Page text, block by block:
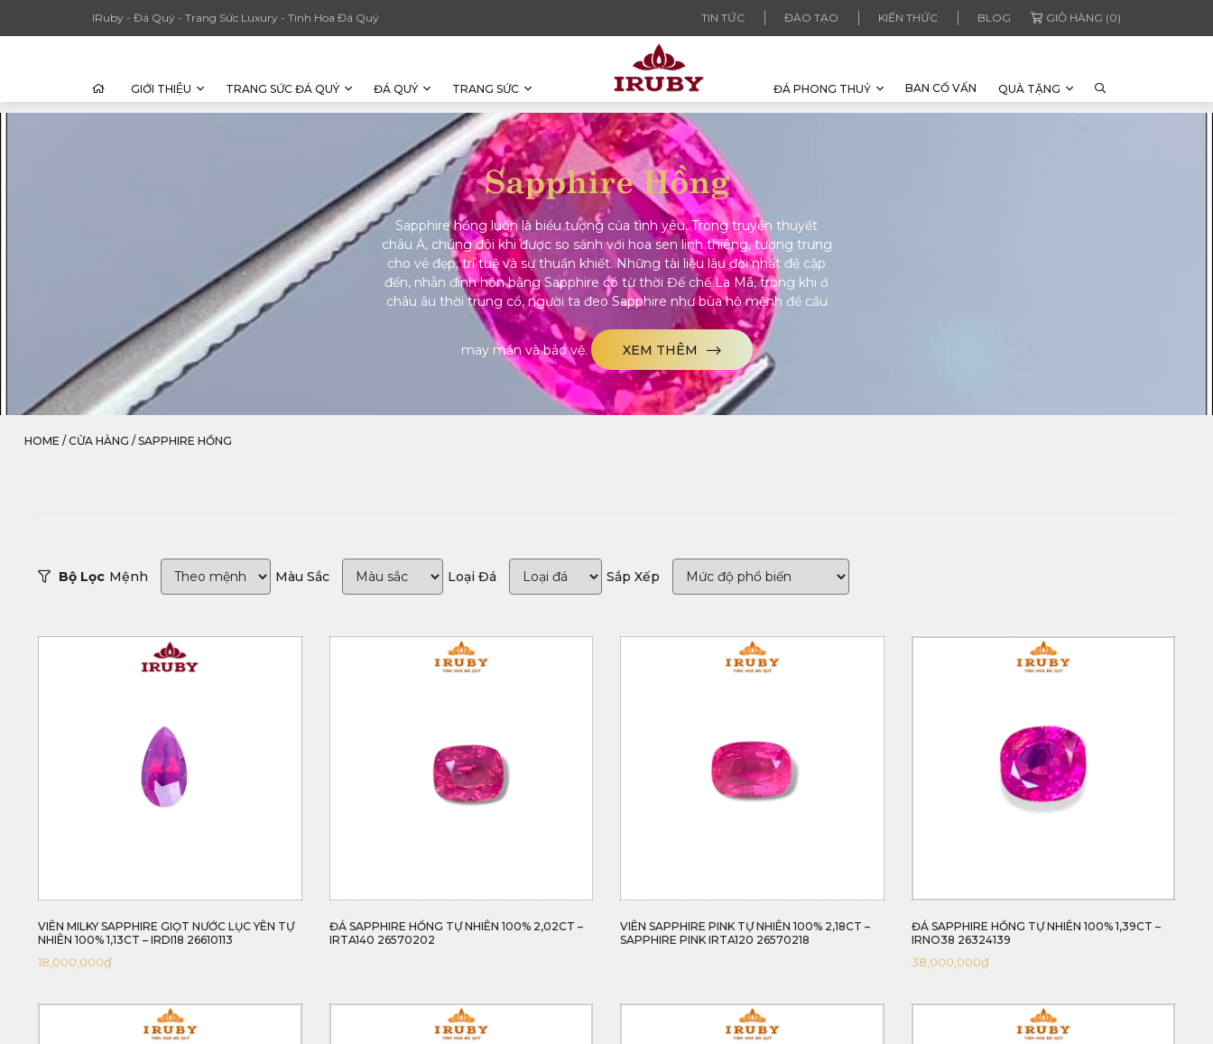
IRuby - Đá Quý - Trang Sức Luxury - Tinh Hoa Đá Quý TIN TỨC ĐÀO TẠO KIẾN THỨC BLOG GIỎ HÀNG (0)
GIỚI THIỆU TRANG SỨC ĐÁ QUÝ ĐÁ QUÝ TRANG SỨC ĐÁ PHONG THUỶ BAN CỐ VẤN QUÀ TẶNG
Sapphire Hồng
Sapphire hồng luôn là biểu tượng của tình yêu. Trong truyền thuyết
châu Á, chúng đôi khi được so sánh với hoa sen linh thiêng, tượng trưng
cho vẻ đẹp, trí tuệ và sự thuần khiết. Những tài liệu lâu đời nhất đề cập
đến, nhẫn đính hôn bằng Sapphire có từ thời Đế chế La Mã, trong khi ở
châu âu thời trung cổ, người ta đeo Sapphire như bùa hộ mệnh để cầu
may mắn và bảo vệ. XEM THÊM
HOME / CỬA HÀNG / SAPPHIRE HỒNG
Bộ Lọc Mệnh Màu Sắc Loại Đá Sắp Xếp
VIÊN MILKY SAPPHIRE GIỌT NƯỚC LỤC YÊN TỰ
NHIÊN 100% 1,13CT – IRDI18 26610113
18,000,000₫
ĐÁ SAPPHIRE HỒNG TỰ NHIÊN 100% 2,02CT –
IRTA140 26570202
VIÊN SAPPHIRE PINK TỰ NHIÊN 100% 2,18CT –
SAPPHIRE PINK IRTA120 26570218
ĐÁ SAPPHIRE HỒNG TỰ NHIÊN 100% 1,39CT –
IRNO38 26324139
38,000,000₫